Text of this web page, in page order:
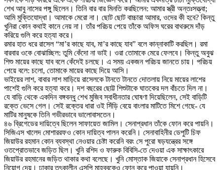
শেখ আবু নাসের পঙ্গু ছিলেন। তিনি বার বার মিনতি করছিলেন: আমার স্ত্রী অন্তঃসত্ত্বা;
আমি মুক্তিযোদ্ধা। আমাকে মেরো না। ছোট ছোট বাচ্চারা আমার, ওদের কী হবে? কিন্তু
খুনিরা কোন কথাই কানে নেয় না। তাঁর পরিচয় পেয়ে তাঁকে অফিস ঘরের বাথরুমে দাঁড়
করিয়ে গুলি করে হত্যা করে।
রমার হাত ধরে রাসেল “মা’র কাছে যাব, মা’র কাছে যাব” বলে কান্নাকাটি করছিল। রমা
বারবার ওকে বোঝাচ্ছিল: তুমি কেঁদো না ভাই। ওরা তোমাকে মেরে ফেলবে। কিন্তু অবুঝ
শিশু মায়ের কাছে যাব বলে কেঁদেই চলছে। এ সময় একজন পরিচয় জানতে চায়। পরিচয়
পেয়ে বলে: চলো, তোমাকে মায়ের কাছে দিয়ে আসি।
ভাইয়ের লাশ, বাবার লাশ মাড়িয়ে রাসেলকে টানতে টানতে দোতলায় নিয়ে মায়ের লাশের
পাশেই গুলি করে হত্যা করে। দশ বছরের ছোট্ট শিশুটাকে ঘাতকের দল বাঁচতে দিল না।
যে বাড়ি থেকে একদিন বঙ্গবন্ধু শেখ মুজিব স্বাধীনতার ঘোষণা দিয়েছিলেন, সেই বাড়িটি
রক্তে ভেসে গেল। সেই রক্তের ধারা ওই সিঁড়ি বেয়ে বাংলার মাটিতে মিশে গেছে- যে
মাটির মানুষকে তিনি গভীরভাবে ভালোবাসতেন।
৪৬ ব্রিগেডের দায়িত্বে ছিলেন সাফায়েত জামিল। সেনাপ্রধান তাঁকে ফোন করে পায়নি।
সিজিএস খালেদ মোশাররফও কোন দায়িত্ব পালন করেনি। সেনাবাহিনীর ডেপুটি চিফ
জিয়াউর রহমান কোন ব্যবস্থা নেওয়ার চেষ্টা করেনি বরং সে পুরো ষড়যন্ত্রের সঙ্গে
ওতপ্রোতভাবে জড়িত ছিল। খুনি রশিদ ও ফারুক বিবিসি-তে দেওয়া এক সাক্ষাৎকারে
জিয়াউর রহমানের জড়িত থাকার কথা বলেছে। খুনি মোস্তাক জিয়াকে সেনাপ্রধান হিসেবে
নিয়োগ দেয়। ঢাকার তৎকালীন এসপি মাহবুবকেও ফোন করে পাওয়া যায়নি।